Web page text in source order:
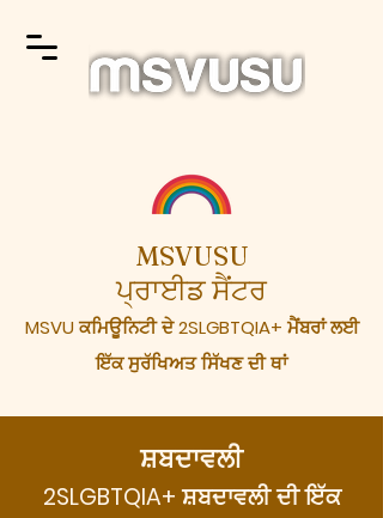
MSVUSU
ਪ੍ਰਾਈਡ ਸੈਂਟਰ
MSVU ਕਮਿਊਨਿਟੀ ਦੇ 2SLGBTQIA+ ਮੈਂਬਰਾਂ ਲਈ
ਇੱਕ ਸੁਰੱਖਿਅਤ ਸਿੱਖਣ ਦੀ ਥਾਂ
ਸ਼ਬਦਾਵਲੀ
2SLGBTQIA+ ਸ਼ਬਦਾਵਲੀ ਦੀ ਇੱਕ